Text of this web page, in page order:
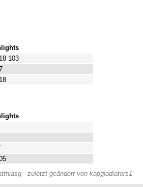
103
- zuletzt geändert von kapgladiators1